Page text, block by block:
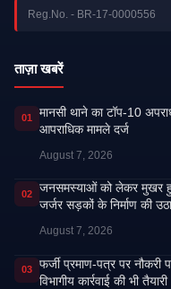
Reg.No. - BR-17-0000556
ताज़ा खबरें
01
मानसी थाने का टॉप-10
आपराधिक मामले दर्ज
August 7, 2026
02
जनसमस्याओं को लेकर मुखर
जर्जर सड़कों के निर्माण की
August 7, 2026
03
फर्जी प्रमाण-पत्र पर नौकरी
विभागीय कार्रवाई की भी तैयारी